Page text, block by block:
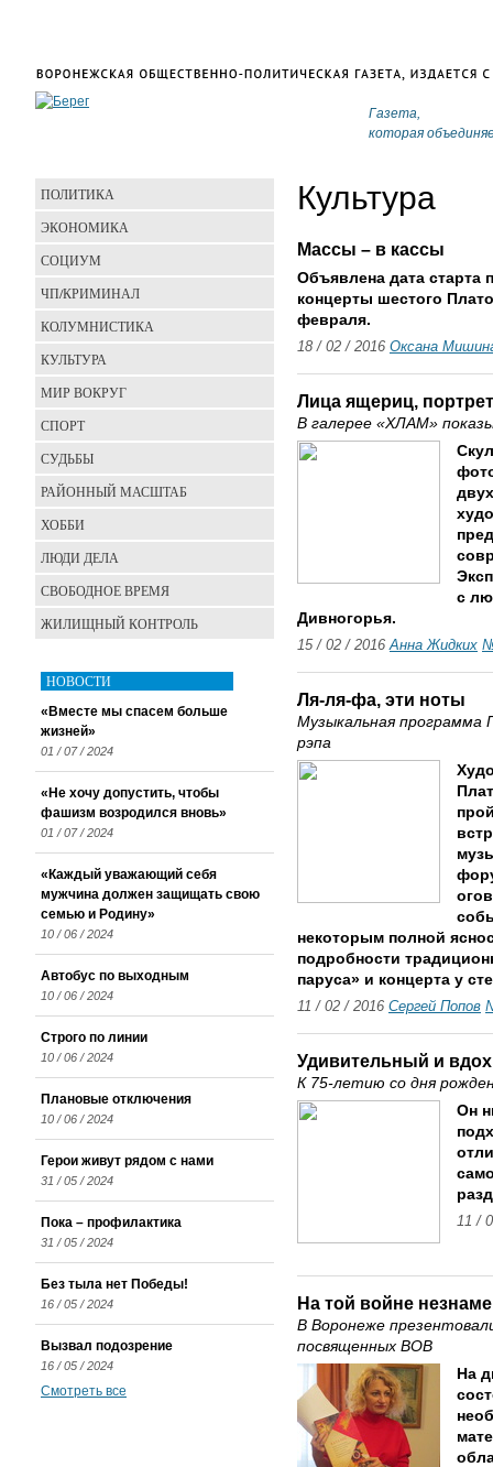
Газета,
которая
Культура
Массы – в кассы
Объявлена дата старта
концерты шестого
февраля.
18 / 02 / 2016 Оксана
Лица ящериц,
В галерее «ХЛАМ»
с
Дивногорья.
15 / 02 / 2016Анна Жидких №
Ля-ля-фа, эти ноты
Музыкальная программа
рэпа
некоторым полной
подробности
паруса» и концерта у
11 / 02 / 2016 Сергей Попов
Удивительный и
К 75-летию со дня
Он
11 /
На той войне
В Воронеже
посвященных ВОВ
На
ПОЛИТИКА
ЭКОНОМИКА
СОЦИУМ
ЧП/КРИМИНАЛ
КОЛУМНИСТИКА
КУЛЬТУРА
МИР ВОКРУГ
СПОРТ
СУДЬБЫ
РАЙОННЫЙ МАСШТАБ
ХОББИ
ЛЮДИ ДЕЛА
СВОБОДНОЕ ВРЕМЯ
ЖИЛИЩНЫЙ КОНТРОЛЬ
НОВОСТИ
«Вместе мы спасем больше
жизней»
01 / 07 / 2024
«Не хочу допустить, чтобы
фашизм возродился вновь»
01 / 07 / 2024
«Каждый уважающий себя
мужчина должен защищать свою
семью и Родину»
10 / 06 / 2024
Автобус по выходным
10 / 06 / 2024
Строго по линии
10 / 06 / 2024
Плановые отключения
10 / 06 / 2024
Герои живут рядом с нами
31 / 05 / 2024
Пока – профилактика
31 / 05 / 2024
Без тыла нет Победы!
16 / 05 / 2024
Вызвал подозрение
16 / 05 / 2024
Смотреть все